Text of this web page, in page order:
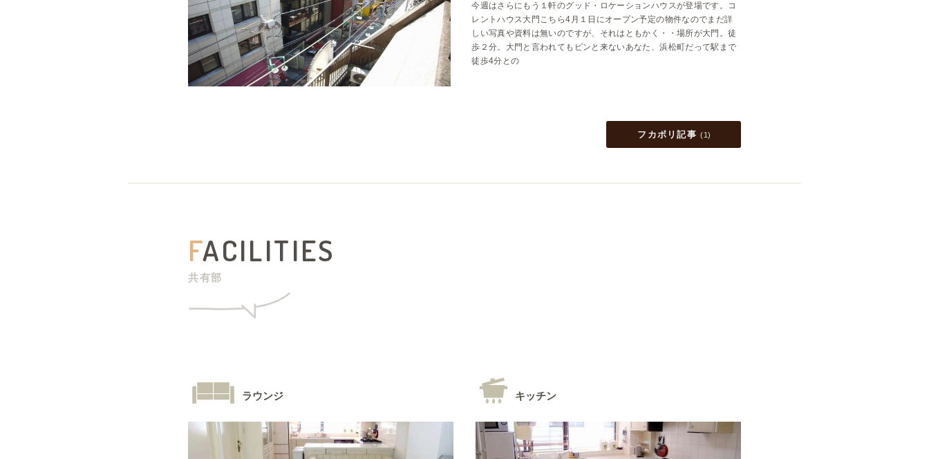
今週はさらにもう１軒のグッド・ロケーションハウスが登場です。コ
レントハウス大門こちら4月１日にオープン予定の物件なのでまだ詳
しい写真や資料は無いのですが、それはともかく・・場所が大門。徒
歩２分。大門と言われてもピンと来ないあなた、浜松町だって駅まで
徒歩4分との
フカボリ記事 (1)
FACILITIES
共有部
ラウンジ キッチン